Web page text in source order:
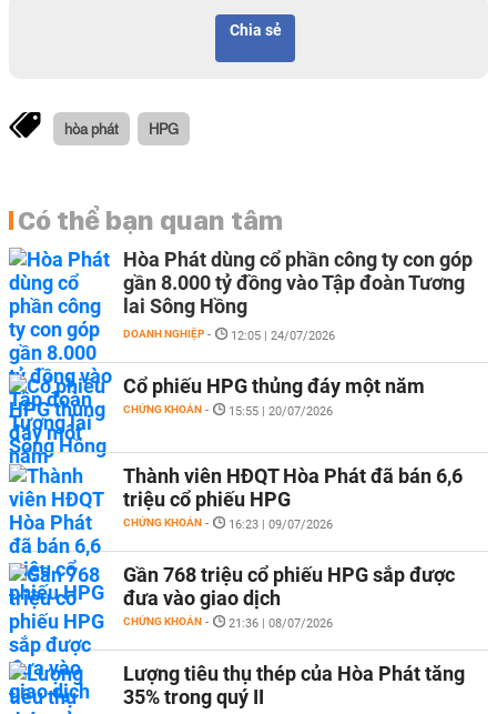
Chia sẻ
hòa phát HPG
Có thể bạn quan tâm
Hòa Phát dùng cổ phần công ty con góp
gần 8.000 tỷ đồng vào Tập đoàn Tương
lai Sông Hồng
DOANH NGHIỆP - 12:05 | 24/07/2026
Cổ phiếu HPG thủng đáy một năm
CHỨNG KHOÁN - 15:55 | 20/07/2026
Thành viên HĐQT Hòa Phát đã bán 6,6
triệu cổ phiếu HPG
CHỨNG KHOÁN - 16:23 | 09/07/2026
Gần 768 triệu cổ phiếu HPG sắp được
đưa vào giao dịch
CHỨNG KHOÁN - 21:36 | 08/07/2026
Lượng tiêu thụ thép của Hòa Phát tăng
35% trong quý II